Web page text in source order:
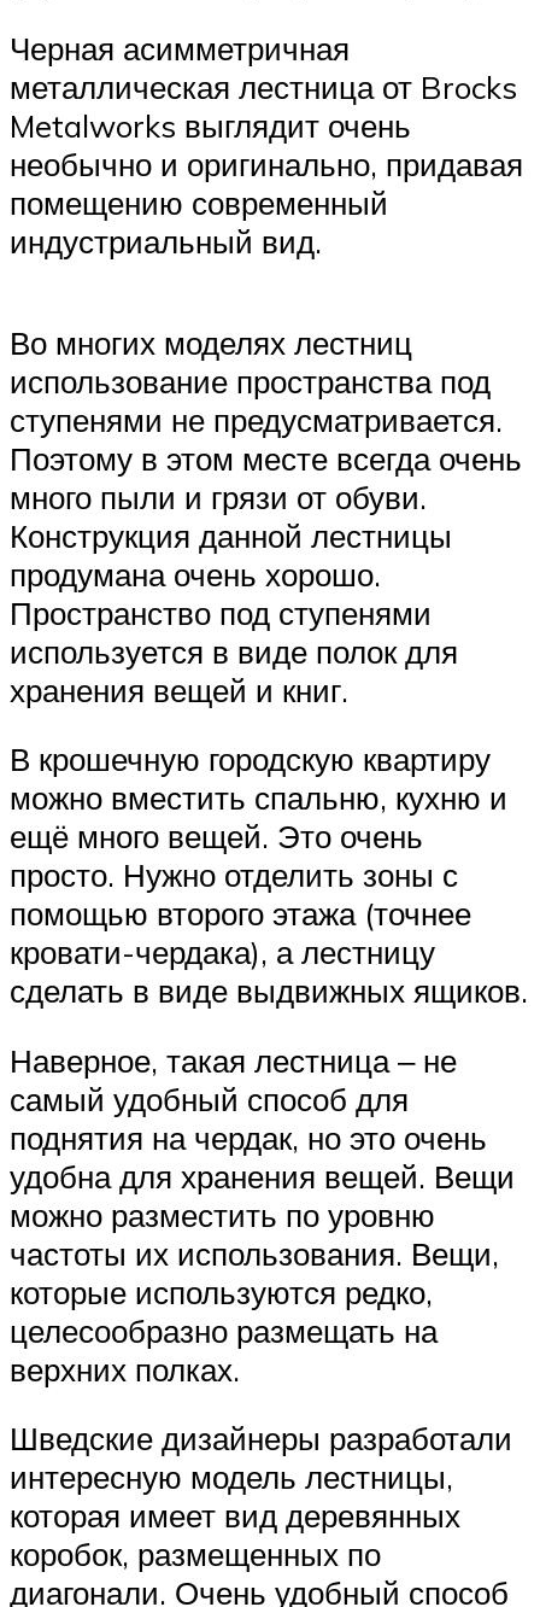
Черная асимметричная
металлическая лестница от Brocks
Metalworks выглядит очень
необычно и оригинально, придавая
помещению современный
индустриальный вид.
Во многих моделях лестниц
использование пространства под
ступенями не предусматривается.
Поэтому в этом месте всегда очень
много пыли и грязи от обуви.
Конструкция данной лестницы
продумана очень хорошо.
Пространство под ступенями
используется в виде полок для
хранения вещей и книг.
В крошечную городскую квартиру
можно вместить спальню, кухню и
ещё много вещей. Это очень
просто. Нужно отделить зоны с
помощью второго этажа (точнее
кровати-чердака), а лестницу
сделать в виде выдвижных ящиков.
Наверное, такая лестница ‒ не
самый удобный способ для
поднятия на чердак, но это очень
удобна для хранения вещей. Вещи
можно разместить по уровню
частоты их использования. Вещи,
которые используются редко,
целесообразно размещать на
верхних полках.
Шведские дизайнеры разработали
интересную модель лестницы,
которая имеет вид деревянных
коробок, размещенных по
диагонали. Очень удобный способ